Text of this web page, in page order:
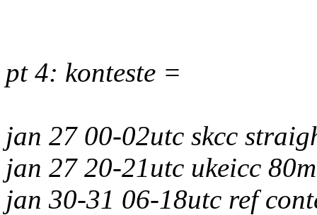
pt 4: konteste =
jan 27 00-02utc skcc
jan 27 20-21utc ukeicc
jan 30-31 06-18utc ref